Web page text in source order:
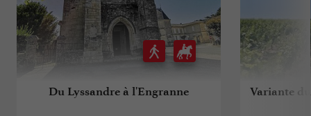
Du Lyssandre à l'Engranne Variante